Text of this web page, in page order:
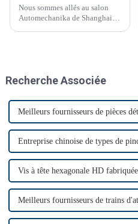
Nous sommes allés au salon
Automechanika de Shanghai
donc annoncé leur venue. Le
monde…
Recherche Associée
Meilleurs fournisseurs de pièces
Entreprise chinoise de types de
Vis à tête hexagonale HD
Meilleurs fournisseurs de trains